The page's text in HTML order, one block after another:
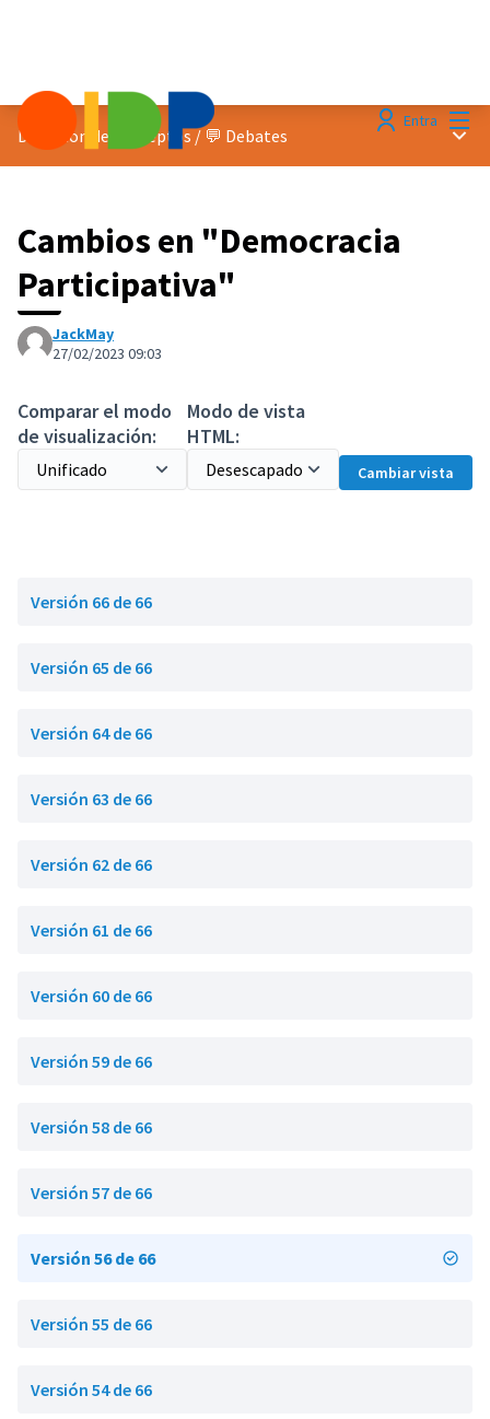
Entra
Discusion de conceptos/ 💬 Debates
Cambios en "Democracia
Participativa"
JackMay
27/02/2023 09:03
Comparar el modo
de visualización:
Modo de vista
HTML:
Cambiar vista
Versión 66 de 66
Versión 65 de 66
Versión 64 de 66
Versión 63 de 66
Versión 62 de 66
Versión 61 de 66
Versión 60 de 66
Versión 59 de 66
Versión 58 de 66
Versión 57 de 66
Versión 56 de 66
Versión 55 de 66
Versión 54 de 66